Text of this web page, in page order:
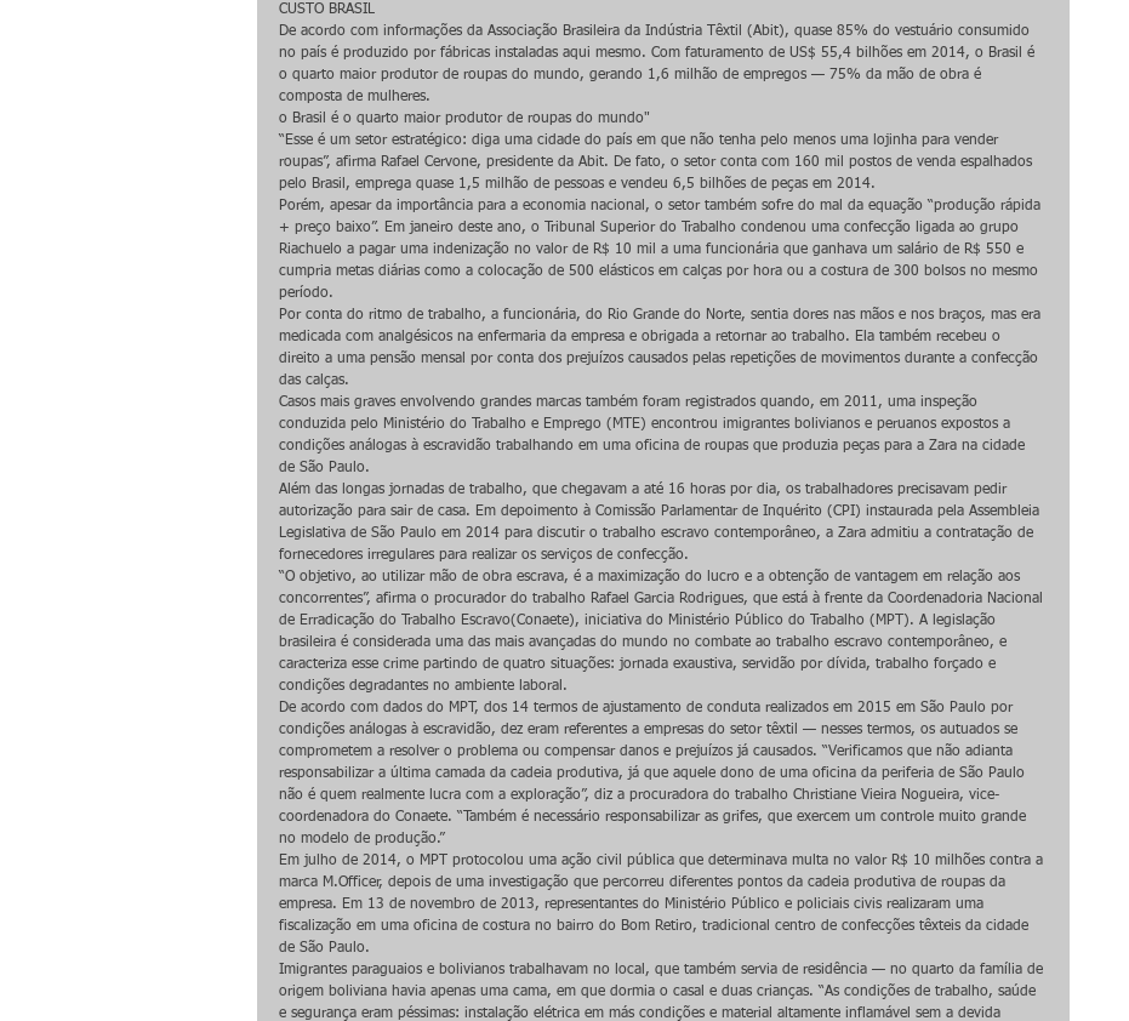
CUSTO BRASIL
De acordo com informações da Associação Brasileira da Indústria Têxtil (Abit), quase 85% do vestuário consumido
no país é produzido por fábricas instaladas aqui mesmo. Com faturamento de US$ 55,4 bilhões em 2014, o Brasil é
o quarto maior produtor de roupas do mundo, gerando 1,6 milhão de empregos — 75% da mão de obra é
composta de mulheres.
o Brasil é o quarto maior produtor de roupas do mundo"
“Esse é um setor estratégico: diga uma cidade do país em que não tenha pelo menos uma lojinha para vender
roupas”, afirma Rafael Cervone, presidente da Abit. De fato, o setor conta com 160 mil postos de venda espalhados
pelo Brasil, emprega quase 1,5 milhão de pessoas e vendeu 6,5 bilhões de peças em 2014.
Porém, apesar da importância para a economia nacional, o setor também sofre do mal da equação “produção rápida
+ preço baixo”. Em janeiro deste ano, o Tribunal Superior do Trabalho condenou uma confecção ligada ao grupo
Riachuelo a pagar uma indenização no valor de R$ 10 mil a uma funcionária que ganhava um salário de R$ 550 e
cumpria metas diárias como a colocação de 500 elásticos em calças por hora ou a costura de 300 bolsos no mesmo
período.
Por conta do ritmo de trabalho, a funcionária, do Rio Grande do Norte, sentia dores nas mãos e nos braços, mas era
medicada com analgésicos na enfermaria da empresa e obrigada a retornar ao trabalho. Ela também recebeu o
direito a uma pensão mensal por conta dos prejuízos causados pelas repetições de movimentos durante a confecção
das calças.
Casos mais graves envolvendo grandes marcas também foram registrados quando, em 2011, uma inspeção
conduzida pelo Ministério do Trabalho e Emprego (MTE) encontrou imigrantes bolivianos e peruanos expostos a
condições análogas à escravidão trabalhando em uma oficina de roupas que produzia peças para a Zara na cidade
de São Paulo.
Além das longas jornadas de trabalho, que chegavam a até 16 horas por dia, os trabalhadores precisavam pedir
autorização para sair de casa. Em depoimento à Comissão Parlamentar de Inquérito (CPI) instaurada pela Assembleia
Legislativa de São Paulo em 2014 para discutir o trabalho escravo contemporâneo, a Zara admitiu a contratação de
fornecedores irregulares para realizar os serviços de confecção.
“O objetivo, ao utilizar mão de obra escrava, é a maximização do lucro e a obtenção de vantagem em relação aos
concorrentes”, afirma o procurador do trabalho Rafael Garcia Rodrigues, que está à frente da Coordenadoria Nacional
de Erradicação do Trabalho Escravo(Conaete), iniciativa do Ministério Público do Trabalho (MPT). A legislação
brasileira é considerada uma das mais avançadas do mundo no combate ao trabalho escravo contemporâneo, e
caracteriza esse crime partindo de quatro situações: jornada exaustiva, servidão por dívida, trabalho forçado e
condições degradantes no ambiente laboral.
De acordo com dados do MPT, dos 14 termos de ajustamento de conduta realizados em 2015 em São Paulo por
condições análogas à escravidão, dez eram referentes a empresas do setor têxtil — nesses termos, os autuados se
comprometem a resolver o problema ou compensar danos e prejuízos já causados. “Verificamos que não adianta
responsabilizar a última camada da cadeia produtiva, já que aquele dono de uma oficina da periferia de São Paulo
não é quem realmente lucra com a exploração”, diz a procuradora do trabalho Christiane Vieira Nogueira, vice-
coordenadora do Conaete. “Também é necessário responsabilizar as grifes, que exercem um controle muito grande
no modelo de produção.”
Em julho de 2014, o MPT protocolou uma ação civil pública que determinava multa no valor R$ 10 milhões contra a
marca M.Officer, depois de uma investigação que percorreu diferentes pontos da cadeia produtiva de roupas da
empresa. Em 13 de novembro de 2013, representantes do Ministério Público e policiais civis realizaram uma
fiscalização em uma oficina de costura no bairro do Bom Retiro, tradicional centro de confecções têxteis da cidade
de São Paulo.
Imigrantes paraguaios e bolivianos trabalhavam no local, que também servia de residência — no quarto da família de
origem boliviana havia apenas uma cama, em que dormia o casal e duas crianças. “As condições de trabalho, saúde
e segurança eram péssimas: instalação elétrica em más condições e material altamente inflamável sem a devida